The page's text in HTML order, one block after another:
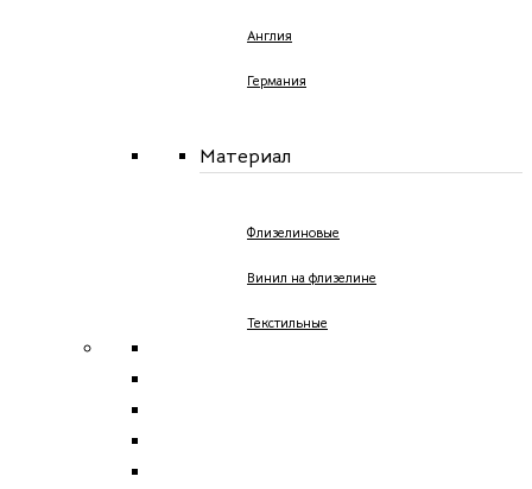
Англия
Германия
Материал
Флизелиновые
Винил на флизелине
Текстильные